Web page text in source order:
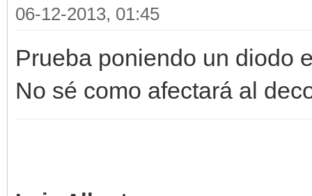
06-12-2013, 01:45
Prueba poniendo un diodo
No sé como afectará al